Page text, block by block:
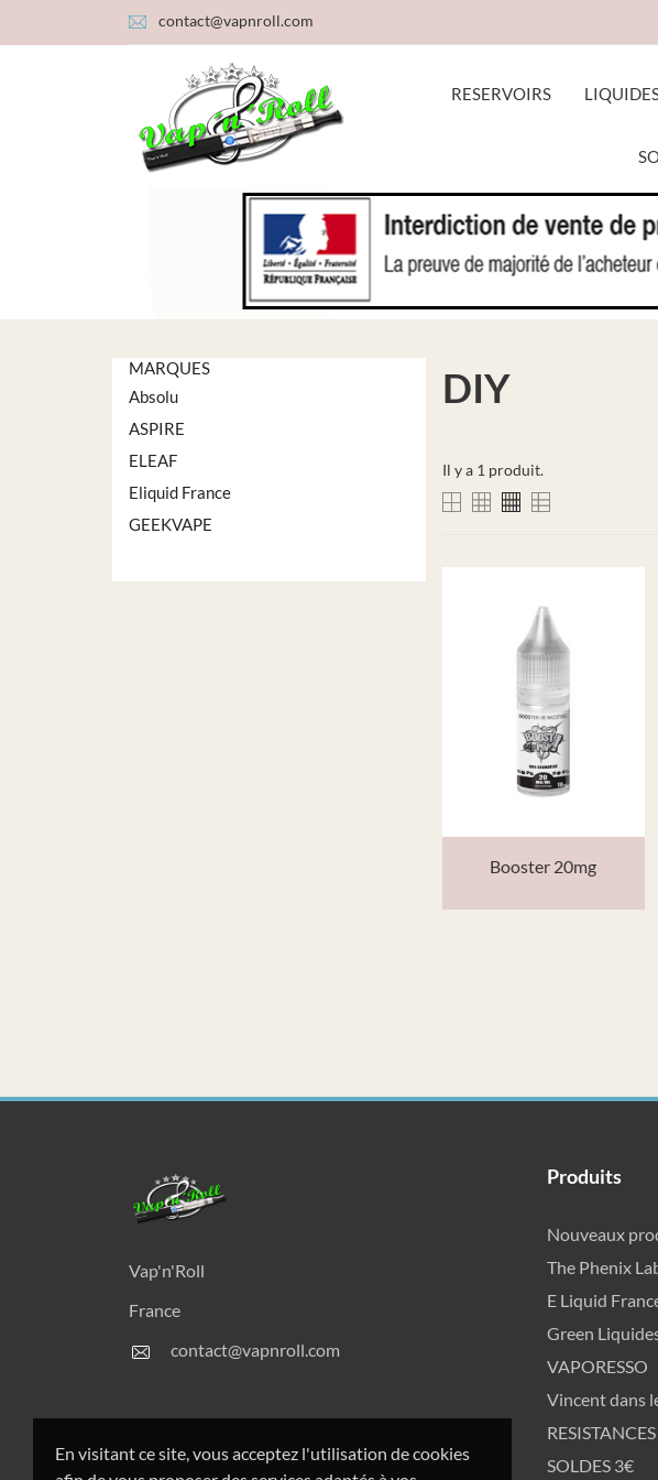
En visitant ce site, vous acceptez l'utilisation de cookies
contact@vapnroll.com
RESERVOIRS
MARQUES
Absolu
ASPIRE
ELEAF
Eliquid France
GEEKVAPE
DIY
Il y a 1 produit.
Booster 20mg
Vap'n'Roll
France
contact@vapnroll.com
Produits
Nouveaux
The Phenix
E Liquid
Green
VAPORESSO
Vincent dans
RESISTANCES
SOLDES 3€